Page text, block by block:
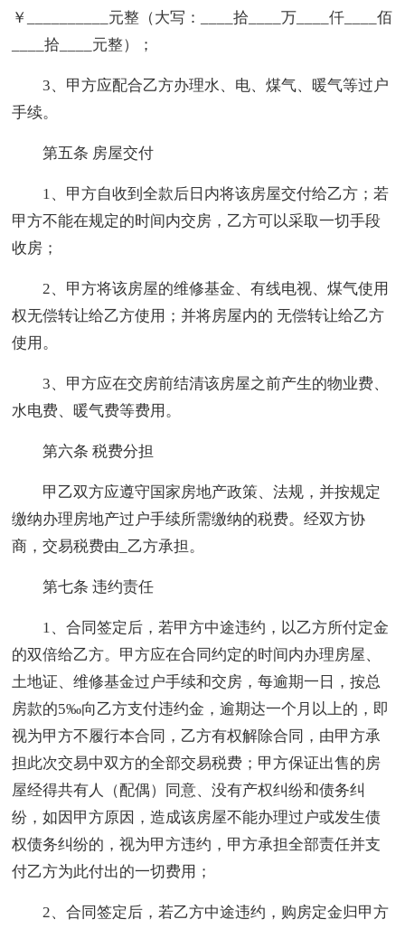
￥__________元整（大写：____拾____万____仟____佰
____拾____元整）；
3、甲方应配合乙方办理水、电、煤气、暖气等过户
手续。
第五条 房屋交付
1、甲方自收到全款后日内将该房屋交付给乙方；若
甲方不能在规定的时间内交房，乙方可以采取一切手段
收房；
2、甲方将该房屋的维修基金、有线电视、煤气使用
权无偿转让给乙方使用；并将房屋内的 无偿转让给乙方
使用。
3、甲方应在交房前结清该房屋之前产生的物业费、
水电费、暖气费等费用。
第六条 税费分担
甲乙双方应遵守国家房地产政策、法规，并按规定
缴纳办理房地产过户手续所需缴纳的税费。经双方协
商，交易税费由_乙方承担。
第七条 违约责任
1、合同签定后，若甲方中途违约，以乙方所付定金
的双倍给乙方。甲方应在合同约定的时间内办理房屋、
土地证、维修基金过户手续和交房，每逾期一日，按总
房款的5‰向乙方支付违约金，逾期达一个月以上的，即
视为甲方不履行本合同，乙方有权解除合同，由甲方承
担此次交易中双方的全部交易税费；甲方保证出售的房
屋经得共有人（配偶）同意、没有产权纠纷和债务纠
纷，如因甲方原因，造成该房屋不能办理过户或发生债
权债务纠纷的，视为甲方违约，甲方承担全部责任并支
付乙方为此付出的一切费用；
2、合同签定后，若乙方中途违约，购房定金归甲方